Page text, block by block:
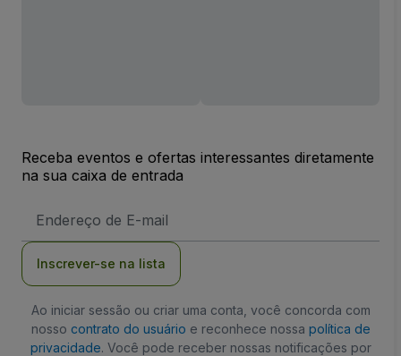
Receba eventos e ofertas interessantes diretamente
na sua caixa de entrada
de
Inscrever-se na lista
Ao iniciar sessão ou criar uma conta, você concorda com
nosso contrato do usuário e reconhece nossa política de
privacidade. Você pode receber nossas notificações por